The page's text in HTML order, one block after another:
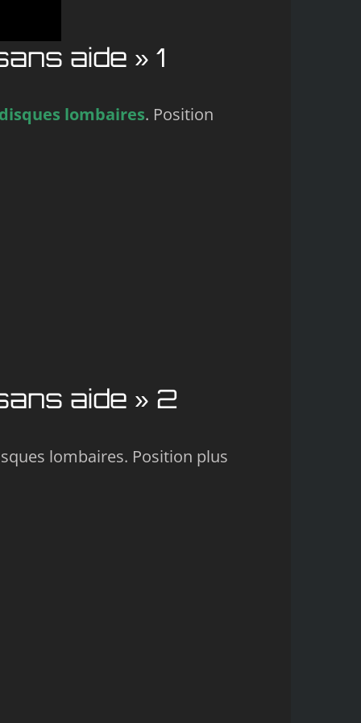
aide » 1
lombaires. Position
aide » 2
lombaires. Position plus